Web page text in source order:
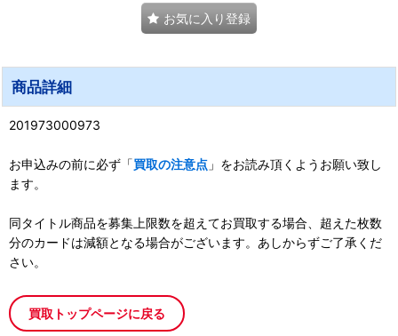
お気に入り登録
商品詳細
201973000973
お申込みの前に必ず「買取の注意点 」をお読み頂くようお願い致し
ます。
同タイトル商品を募集上限数を超えてお買取する場合、超えた枚数
分のカードは減額となる場合がございます。あしからずご了承くだ
さい。
買取トップページに戻る